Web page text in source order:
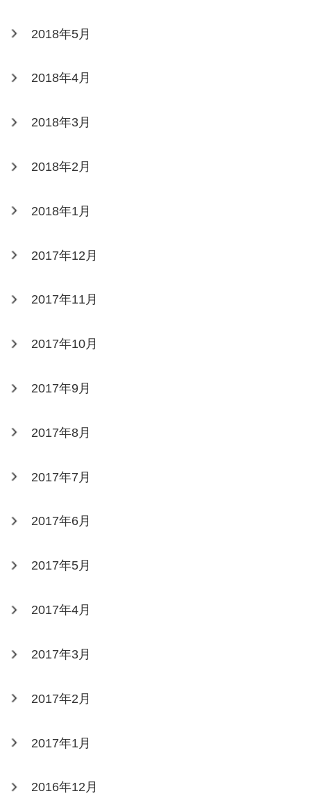
2018年5月
2018年4月
2018年3月
2018年2月
2018年1月
2017年12月
2017年11月
2017年10月
2017年9月
2017年8月
2017年7月
2017年6月
2017年5月
2017年4月
2017年3月
2017年2月
2017年1月
2016年12月